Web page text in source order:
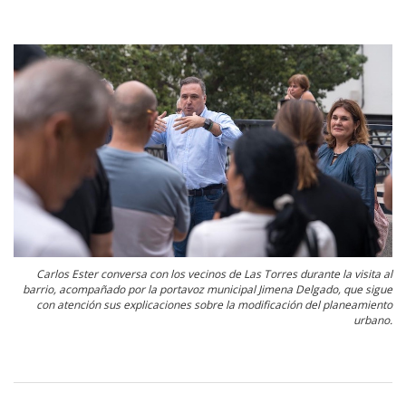
Carlos Ester conversa con los vecinos de Las Torres durante la visita al
barrio, acompañado por la portavoz municipal Jimena Delgado, que sigue
con atención sus explicaciones sobre la modificación del planeamiento
urbano.